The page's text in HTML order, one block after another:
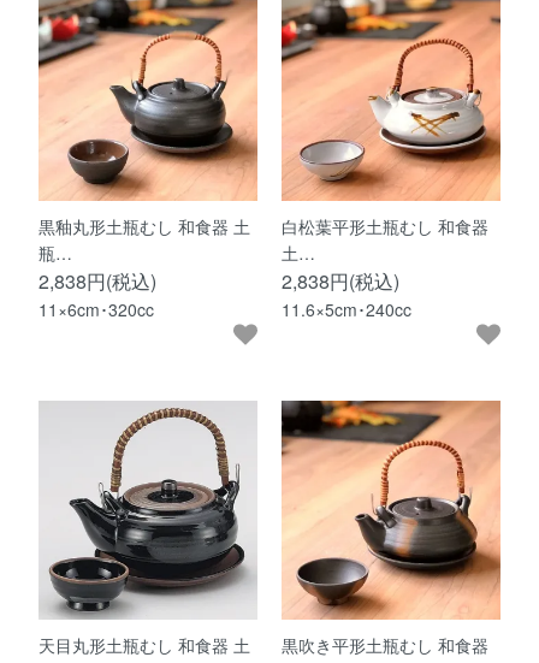
黒釉丸形土瓶むし 和食器 土
瓶…
2,838円(税込)
11×6cm･320cc
白松葉平形土瓶むし 和食器
土…
2,838円(税込)
11.6×5cm･240cc
天目丸形土瓶むし 和食器 土
黒吹き平形土瓶むし 和食器